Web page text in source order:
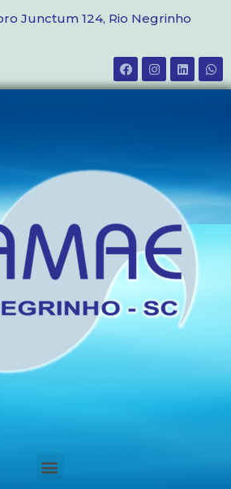
Junctum 124, Rio Negrinho